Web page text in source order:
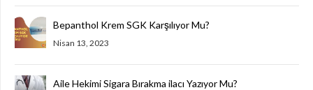
Bepanthol Krem SGK Karşılıyor Mu?
Nisan 13, 2023
Aile Hekimi Sigara Bırakma ilacı Yazıyor Mu?